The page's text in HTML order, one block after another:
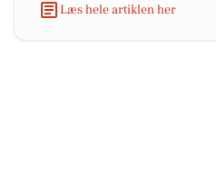
Læs hele artiklen her